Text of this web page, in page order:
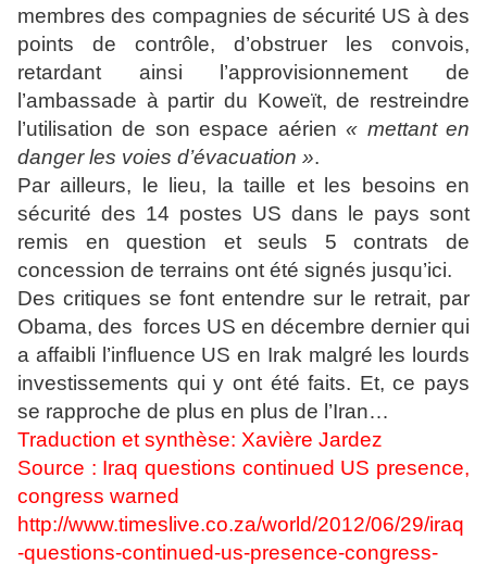
membres des compagnies de sécurité US à des
points de contrôle, d’obstruer les convois,
retardant ainsi l’approvisionnement de
l’ambassade à partir du Koweït, de restreindre
l’utilisation de son espace aérien« mettant en
danger les voies d’évacuation ».
Par ailleurs, le lieu, la taille et les besoins en
sécurité des 14 postes US dans le pays sont
remis en question et seuls 5 contrats de
concession de terrains ont été signés jusqu’ici.
Des critiques se font entendre sur le retrait, par
Obama, des forces US en décembre dernier qui
a affaibli l’influence US en Irak malgré les lourds
investissements qui y ont été faits. Et, ce pays
se rapproche de plus en plus de l’Iran…
Traduction et synthèse: Xavière Jardez
Source : Iraq questions continued US presence,
congress warned
http://www.timeslive.co.za/world/2012/06/29/iraq
-questions-continued-us-presence-congress-